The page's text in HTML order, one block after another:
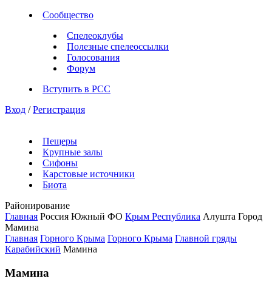
Сообщество
Спелеоклубы
Полезные спелеоссылки
Голосования
Форум
Вступить в РСС
Вход / Регистрация
Пещеры
Крупные залы
Сифоны
Карстовые источники
Биота
Районирование
Главная Россия Южный ФО Крым Республика Алушта Город
Мамина
Главная Горного Крыма Горного Крыма Главной гряды
Карабийский Мамина
Мамина